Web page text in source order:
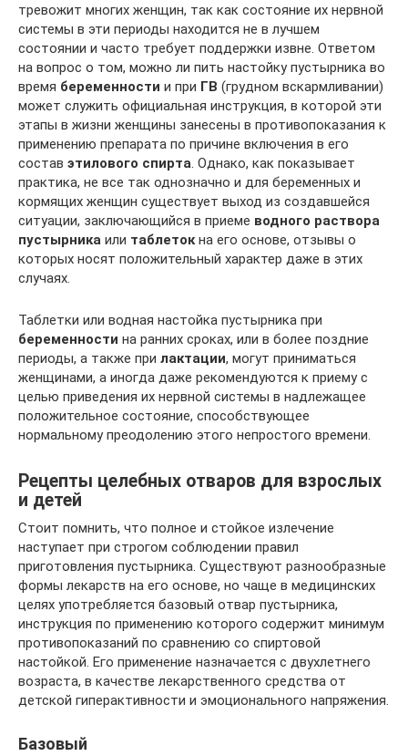
тревожит многих женщин, так как состояние их нервной
системы в эти периоды находится не в лучшем
состоянии и часто требует поддержки извне. Ответом
на вопрос о том, можно ли пить настойку пустырника во
время беременности и при ГВ (грудном вскармливании)
может служить официальная инструкция, в которой эти
этапы в жизни женщины занесены в противопоказания к
применению препарата по причине включения в его
состав этилового спирта . Однако, как показывает
практика, не все так однозначно и для беременных и
кормящих женщин существует выход из создавшейся
ситуации, заключающийся в приеме водного раствора
пустырника или таблеток на его основе, отзывы о
которых носят положительный характер даже в этих
случаях.
Таблетки или водная настойка пустырника при
беременности на ранних сроках, или в более поздние
периоды, а также при лактации, могут приниматься
женщинами, а иногда даже рекомендуются к приему с
целью приведения их нервной системы в надлежащее
положительное состояние, способствующее
нормальному преодолению этого непростого времени.
Рецепты целебных отваров для взрослых
и детей
Стоит помнить, что полное и стойкое излечение
наступает при строгом соблюдении правил
приготовления пустырника. Существуют разнообразные
формы лекарств на его основе, но чаще в медицинских
целях употребляется базовый отвар пустырника,
инструкция по применению которого содержит минимум
противопоказаний по сравнению со спиртовой
настойкой. Его применение назначается с двухлетнего
возраста, в качестве лекарственного средства от
детской гиперактивности и эмоционального напряжения.
Базовый